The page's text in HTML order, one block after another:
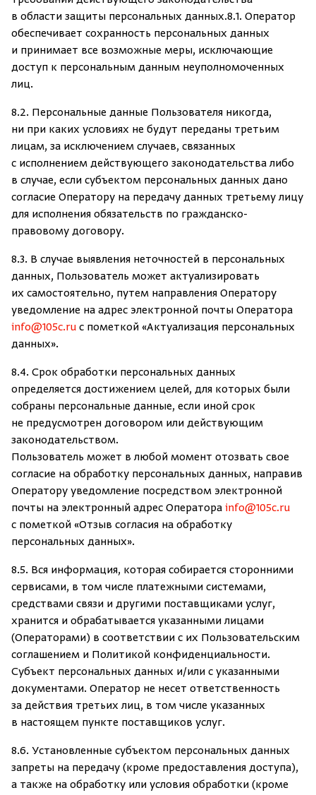
в области защиты персональных данных.8.1. Оператор
обеспечивает сохранность персональных данных
и принимает все возможные меры, исключающие
доступ к персональным данным неуполномоченных
лиц.
8.2. Персональные данные Пользователя никогда,
ни при каких условиях не будут переданы третьим
лицам, за исключением случаев, связанных
с исполнением действующего законодательства либо
в случае, если субъектом персональных данных дано
согласие Оператору на передачу данных третьему лицу
для исполнения обязательств по гражданско-
правовому договору.
8.3. В случае выявления неточностей в персональных
данных, Пользователь может актуализировать
их самостоятельно, путем направления Оператору
уведомление на адрес электронной почты Оператора
info@105c.ru с пометкой «Актуализация персональных
данных».
8.4. Срок обработки персональных данных
определяется достижением целей, для которых были
собраны персональные данные, если иной срок
не предусмотрен договором или действующим
законодательством.
Пользователь может в любой момент отозвать свое
согласие на обработку персональных данных, направив
Оператору уведомление посредством электронной
почты на электронный адрес Оператора info@105c.ru
с пометкой «Отзыв согласия на обработку
персональных данных».
8.5. Вся информация, которая собирается сторонними
сервисами, в том числе платежными системами,
средствами связи и другими поставщиками услуг,
хранится и обрабатывается указанными лицами
(Операторами) в соответствии с их Пользовательским
соглашением и Политикой конфиденциальности.
Субъект персональных данных и/или с указанными
документами. Оператор не несет ответственность
за действия третьих лиц, в том числе указанных
в настоящем пункте поставщиков услуг.
8.6. Установленные субъектом персональных данных
запреты на передачу (кроме предоставления доступа),
а также на обработку или условия обработки (кроме